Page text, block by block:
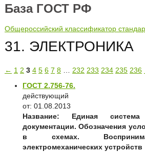
База ГОСТ РФ
Общероссийский классификатор
31. ЭЛЕКТРОНИКА
← 1 2 3 4 5 6 7 8 232 233 234 235 236
ГОСТ 2.756-76.
действующий
от: 01.08.2013
Название:
Единая система
документации. Обозначения
в схемах.
электромеханических устройств